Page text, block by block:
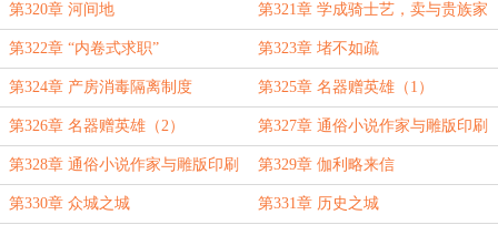
第320章 河间地 第321章 学成骑士艺，卖与贵族家
第322章 “内卷式求职” 第323章 堵不如疏
第324章 产房消毒隔离制度 第325章 名器赠英雄（1）
第326章 名器赠英雄（2） 第327章 通俗小说作家与雕版印刷
机（1）
第328章 通俗小说作家与雕版印刷
机（2）
第329章 伽利略来信
第330章 众城之城 第331章 历史之城